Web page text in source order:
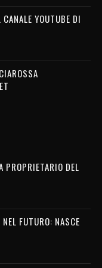
YOUTUBE DI
PROPRIETARIO DEL
FUTURO: NASCE